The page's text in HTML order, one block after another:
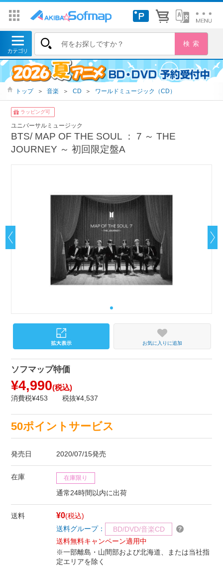
トップ ＞ 音楽 ＞ CD ＞ ワールドミュージック（CD）
ラッピング可
ユニバーサルミュージック
BTS/ MAP OF THE SOUL ： 7 ～ THE
JOURNEY ～ 初回限定盤A
お気に入りに追加
ソフマップ特価
¥4,990(税込)
消費税¥453 税抜¥4,537
50ポイントサービス
発売日 2020/07/15発売
在庫 在庫限り
通常24時間以内に出荷
送料 ¥0(税込)
送料グループ：
BD/DVD/音楽CD
送料無料キャンペーン適用中
※一部離島・山間部および北海道、または当社指
定エリアを除く